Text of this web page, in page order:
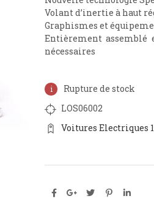
Volant d’inertie à haut
Graphismes et
Entièrement
nécessaires
Rupture de stock
LOS06002
Voitures Electriques